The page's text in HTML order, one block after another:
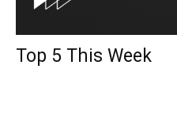
Top 5 This Week